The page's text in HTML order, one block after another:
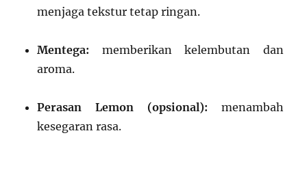
menjaga tekstur tetap ringan.
Mentega: memberikan kelembutan dan
aroma.
Perasan Lemon (opsional): menambah
kesegaran rasa.